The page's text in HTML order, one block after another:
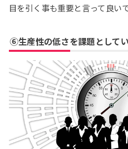
目を引く事も重要と言って良い
⑥生産性の低さを課題として